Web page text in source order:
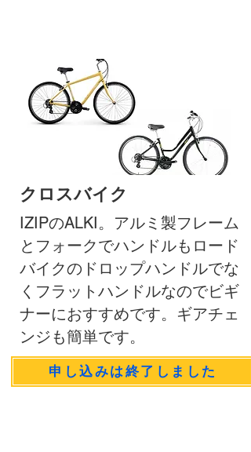
クロスバイク
IZIPのALKI。アルミ製フレーム
とフォークでハンドルもロード
バイクのドロップハンドルでな
くフラットハンドルなのでビギ
ナーにおすすめです。ギアチェ
ンジも簡単です。
申し込みは終了しました